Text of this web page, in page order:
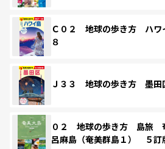
Ｃ０２ 地球の歩き方 ハワ
８
Ｊ３３ 地球の歩き方 墨田
０２ 地球の歩き方 島旅
呂麻島（奄美群島１） ５訂